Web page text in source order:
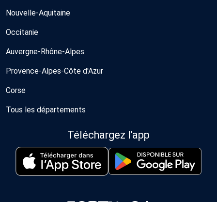
Nouvelle-Aquitaine
Occitanie
Auvergne-Rhône-Alpes
Provence-Alpes-Côte d'Azur
Corse
Tous les départements
Téléchargez l'app